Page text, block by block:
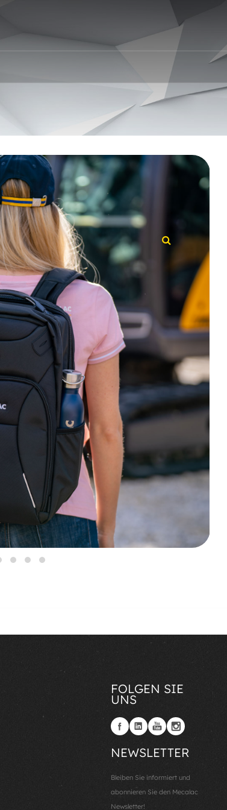
FOLGEN SIE
UNS
NEWSLETTER
Bleiben Sie informiert und
abonnieren Sie den Mecalac
Newsletter!